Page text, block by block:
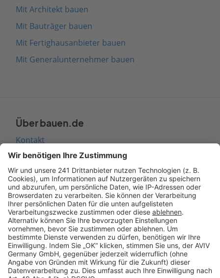
Mit Architekt bauen
Mit Bauträger bauen
Mit Fertighausanbieter bauen
Mit Generalunternehmer bauen
Über bauen.de
Kontakt
Seitenaufbau
Barrierefreiheit
Cookie Einstellungen
Rechtliches
AGB-Übersicht
Datenschutz
Impressum